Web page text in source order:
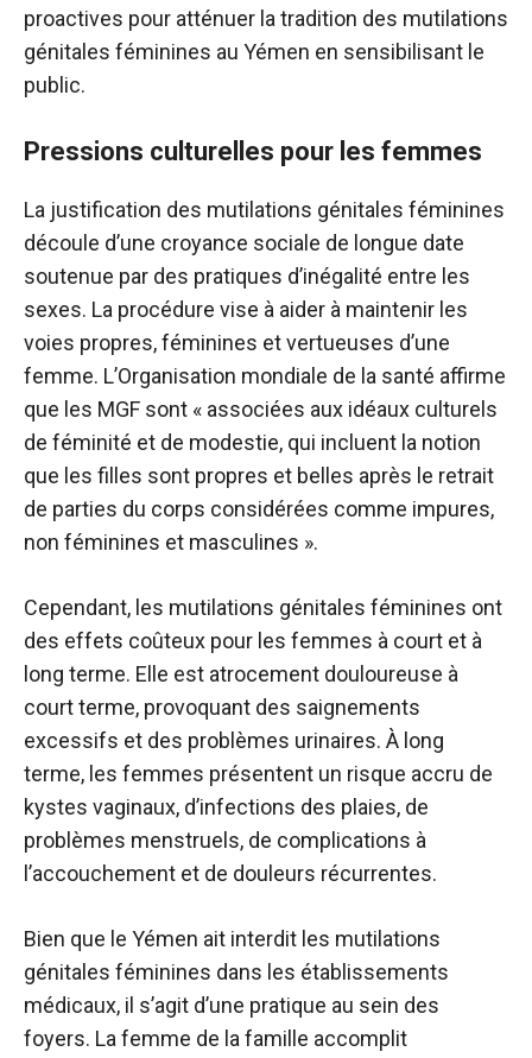
proactives pour atténuer la tradition des mutilations
génitales féminines au Yémen en sensibilisant le
public.
Pressions culturelles pour les femmes
La justification des mutilations génitales féminines
découle d’une croyance sociale de longue date
soutenue par des pratiques d’inégalité entre les
sexes. La procédure vise à aider à maintenir les
voies propres, féminines et vertueuses d’une
femme. L’Organisation mondiale de la santé affirme
que les MGF sont « associées aux idéaux culturels
de féminité et de modestie, qui incluent la notion
que les filles sont propres et belles après le retrait
de parties du corps considérées comme impures,
non féminines et masculines ».
Cependant, les mutilations génitales féminines ont
des effets coûteux pour les femmes à court et à
long terme. Elle est atrocement douloureuse à
court terme, provoquant des saignements
excessifs et des problèmes urinaires. À long
terme, les femmes présentent un risque accru de
kystes vaginaux, d’infections des plaies, de
problèmes menstruels, de complications à
l’accouchement et de douleurs récurrentes.
Bien que le Yémen ait interdit les mutilations
génitales féminines dans les établissements
médicaux, il s’agit d’une pratique au sein des
foyers. La femme de la famille accomplit